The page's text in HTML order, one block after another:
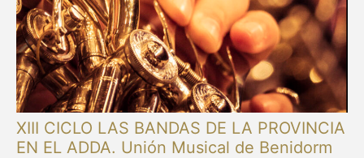
XIII CICLO LAS BANDAS DE LA PROVINCIA
EN EL ADDA. Unión Musical de Benidorm